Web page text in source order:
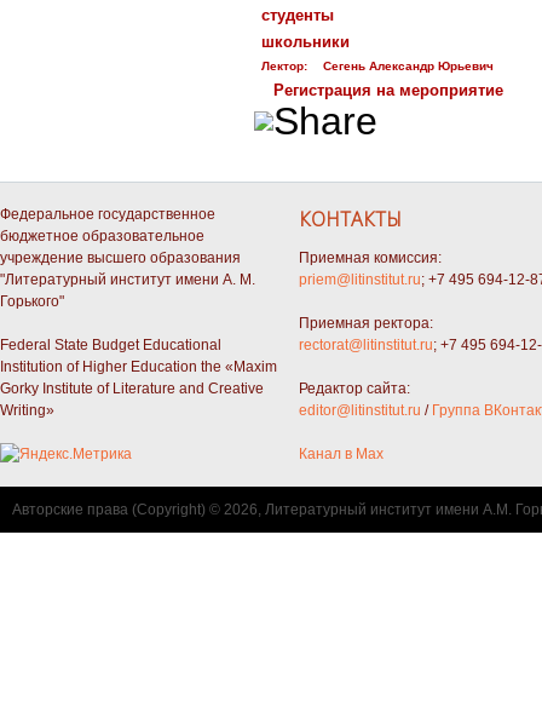
студенты
школьники
Лектор: Сегень Александр Юрьевич
Регистрация на мероприятие
Федеральное государственное
бюджетное образовательное
учреждение высшего образования
"Литературный институт имени А. М.
Горького"
Federal State Budget Educational
Institution of Higher Education the «Maxim
Gorky Institute of Literature and Creative
Writing»
КОНТАКТЫ
Приемная комиссия:
priem@litinstitut.ru; +7 495 694-12-
Приемная ректора:
rectorat@litinstitut.ru; +7 495 694-
Редактор сайта:
editor@litinstitut.ru / Группа
Канал в Max
Авторские права (Copyright) © 2026, Литературный институт имени А.М.